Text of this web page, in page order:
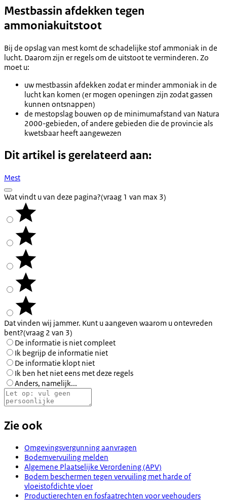
Mestbassin afdekken tegen
ammoniakuitstoot
Bij de opslag van mest komt de schadelijke stof ammoniak in de
lucht. Daarom zijn er regels om de uitstoot te verminderen. Zo
moet u:
uw mestbassin afdekken zodat er minder ammoniak in de
lucht kan komen (er mogen openingen zijn zodat gassen
kunnen ontsnappen)
de mestopslag bouwen op de minimumafstand van Natura
2000-gebieden, of andere gebieden die de provincie als
kwetsbaar heeft aangewezen
Dit artikel is gerelateerd aan:
Mest
Wat vindt u van deze pagina?(vraag 1 van max 3)
Dat vinden wij jammer. Kunt u aangeven waarom u ontevreden
bent?(vraag 2 van 3)
De informatie is niet compleet
Ik begrijp de informatie niet
De informatie klopt niet
Ik ben het niet eens met deze regels
Anders, namelijk...
Zie ook
Omgevingsvergunning aanvragen
Bodemvervuiling melden
Algemene Plaatselijke Verordening (APV)
Bodem beschermen tegen vervuiling met harde of
vloeistofdichte vloer
Productierechten en fosfaatrechten voor veehouders